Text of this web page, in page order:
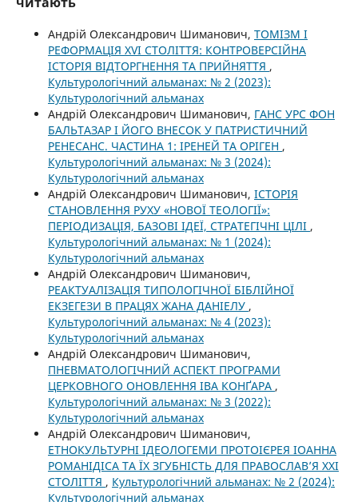
Андрій Олександрович Шиманович, ТОМІЗМ І
РЕФОРМАЦІЯ XVI СТОЛІТТЯ: КОНТРОВЕРСІЙНА
ІСТОРІЯ ВІДТОРГНЕННЯ ТА ПРИЙНЯТТЯ ,
Культурологічний альманах: № 2 (2023):
Культурологічний альманах
Андрій Олександрович Шиманович, ГАНС УРС ФОН
БАЛЬТАЗАР І ЙОГО ВНЕСОК У ПАТРИСТИЧНИЙ
РЕНЕСАНС. ЧАСТИНА 1: ІРЕНЕЙ ТА ОРІГЕН ,
Культурологічний альманах: № 3 (2024):
Культурологічний альманах
Андрій Олександрович Шиманович, ІСТОРІЯ
СТАНОВЛЕННЯ РУХУ «НОВОЇ ТЕОЛОГІЇ»:
ПЕРІОДИЗАЦІЯ, БАЗОВІ ІДЕЇ, СТРАТЕГІЧНІ ЦІЛІ ,
Культурологічний альманах: № 1 (2024):
Культурологічний альманах
Андрій Олександрович Шиманович,
РЕАКТУАЛІЗАЦІЯ ТИПОЛОГІЧНОЇ БІБЛІЙНОЇ
ЕКЗЕГЕЗИ В ПРАЦЯХ ЖАНА ДАНІЕЛУ ,
Культурологічний альманах: № 4 (2023):
Культурологічний альманах
Андрій Олександрович Шиманович,
ПНЕВМАТОЛОГІЧНИЙ АСПЕКТ ПРОГРАМИ
ЦЕРКОВНОГО ОНОВЛЕННЯ ІВА КОНҐАРА ,
Культурологічний альманах: № 3 (2022):
Культурологічний альманах
Андрій Олександрович Шиманович,
ЕТНОКУЛЬТУРНІ ІДЕОЛОГЕМИ ПРОТОІЄРЕЯ ІОАННА
РОМАНІДІСА ТА ЇХ ЗГУБНІСТЬ ДЛЯ ПРАВОСЛАВ’Я ХХІ
СТОЛІТТЯ , Культурологічний альманах: № 2 (2024):
Культурологічний альманах